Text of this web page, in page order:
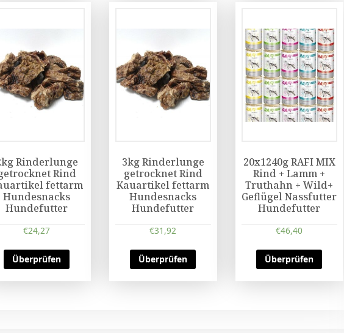
Rinderlunge
Rind
fettarm
Hundesnacks
Hundefutter
€24,27
Überprüfen
3kg Rinderlunge
getrocknet Rind
Kauartikel fettarm
Hundesnacks
Hundefutter
€31,92
Überprüfen
20x1240g RAFI MIX
Rind + Lamm +
Truthahn + Wild+
Geflügel Nassfutter
Hundefutter
€46,40
Überprüfen